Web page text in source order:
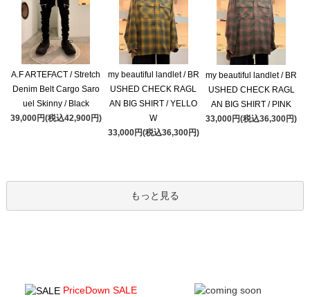
A.F ARTEFACT / Stretch
Denim Belt Cargo Saro
uel Skinny / Black
39,000円(税込42,900円)
my beautiful landlet / BR
USHED CHECK RAGL
AN BIG SHIRT / YELLO
W
33,000円(税込36,300円)
my beautiful landlet / BR
USHED CHECK RAGL
AN BIG SHIRT / PINK
33,000円(税込36,300円)
もっと見る
PriceDown SALE